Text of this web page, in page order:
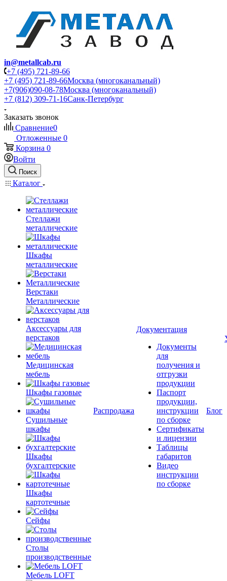
in@metallcab.ru
+7 (495) 721-89-66
+7 (495) 721-89-66Москва (многоканальный)
+7(906)090-08-78Москва (многоканальный)
+7 (812) 309-71-16Санк-Петербург
Заказать звонок
Сравнение0
Отложенные 0
Корзина 0
Войти
Поиск
Каталог
Стеллажи
металлические
Шкафы
металлические
Верстаки
Металлические
Аксессуары для
верстаков
Медицинская
мебель
Шкафы газовые
Сушильные
шкафы
Шкафы
бухгалтерские
Шкафы
картотечные
Сейфы
Столы
производственные
Мебель LOFT
Распродажа
Документация
Документы
для
получения и
отгрузки
продукции
Паспорт
продукции,
инструкции
по сборке
Сертификаты
и лицензии
Таблицы
габаритов
Видео
инструкции
по сборке
Блог